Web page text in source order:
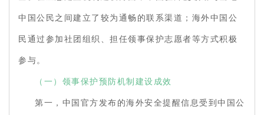
中国公民之间建立了较为通畅的联系渠道；海外中国公
民通过参加社团组织、担任领事保护志愿者等方式积极
参与。
（一）领事保护预防机制建设成效
第一，中国官方发布的海外安全提醒信息受到中国公